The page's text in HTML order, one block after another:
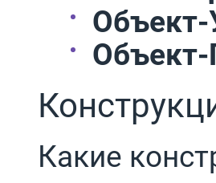
Объект-
Объект-
Какие